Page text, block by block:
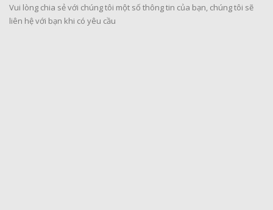
Vui lòng chia sẻ với chúng tôi một số thông tin của bạn, chúng tôi sẽ
liên hệ với bạn khi có yêu cầu